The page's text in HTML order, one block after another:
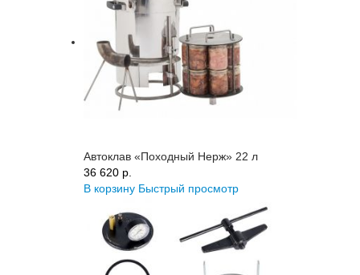
Автоклав «Походный Нерж» 22 л
36 620 p.
В корзину Быстрый просмотр